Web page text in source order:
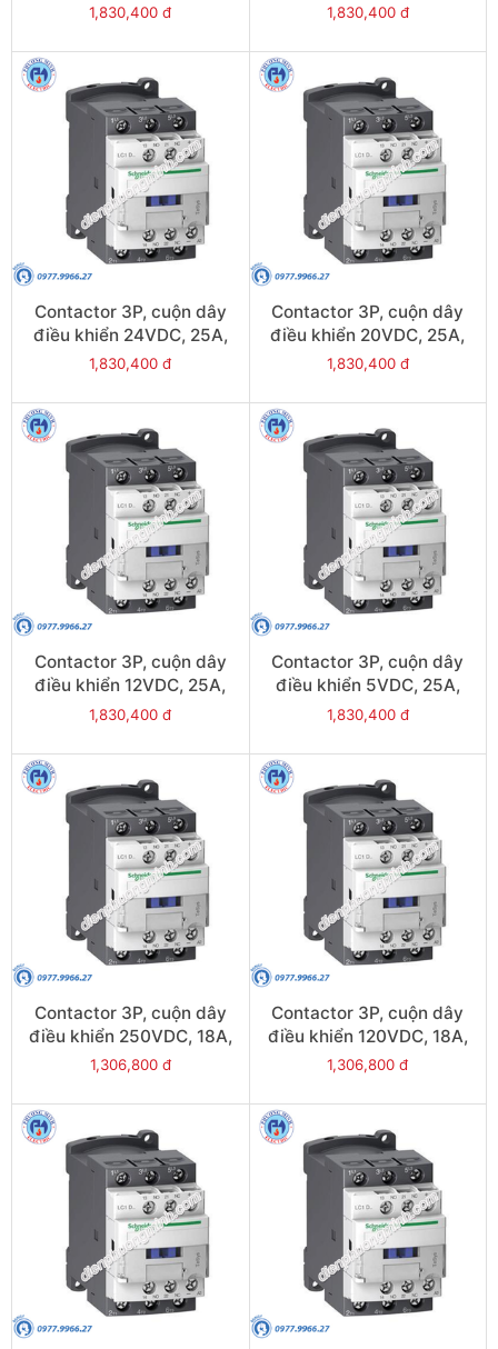
1N/O, 1N/C - Model
1,830,400 đ
1N/O, 1N/C - Model
1,830,400 đ
Contactor 3P, cuộn dây
điều khiển 24VDC, 25A,
1N/O, 1N/C - Model
1,830,400 đ
Contactor 3P, cuộn dây
điều khiển 20VDC, 25A,
1N/O, 1N/C - Model
1,830,400 đ
Contactor 3P, cuộn dây
điều khiển 12VDC, 25A,
1N/O, 1N/C - Model
1,830,400 đ
Contactor 3P, cuộn dây
điều khiển 5VDC, 25A,
1N/O, 1N/C - Model
1,830,400 đ
Contactor 3P, cuộn dây
điều khiển 250VDC, 18A,
1N/O, 1N/C - Model
1,306,800 đ
Contactor 3P, cuộn dây
điều khiển 120VDC, 18A,
1N/O, 1N/C - Model
1,306,800 đ